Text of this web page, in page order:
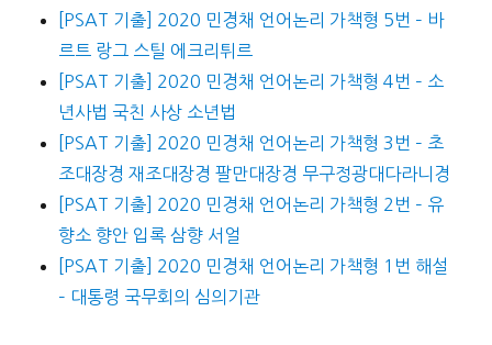
[PSAT 기출] 2020 민경채 언어논리 가책형 5번 – 바
르트 랑그 스틸 에크리튀르
[PSAT 기출] 2020 민경채 언어논리 가책형 4번 – 소
년사법 국친 사상 소년법
[PSAT 기출] 2020 민경채 언어논리 가책형 3번 – 초
조대장경 재조대장경 팔만대장경 무구정광대다라니경
[PSAT 기출] 2020 민경채 언어논리 가책형 2번 – 유
향소 향안 입록 삼향 서얼
[PSAT 기출] 2020 민경채 언어논리 가책형 1번 해설
– 대통령 국무회의 심의기관